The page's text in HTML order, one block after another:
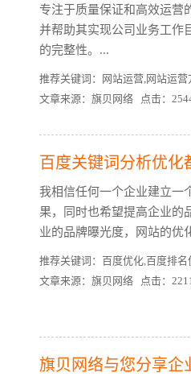
专注于质量保证和高效运营
并帮助其实现公司业务工作
的完整性。...
推荐关键词：网站运营,网站运
文章来源：旗贝网络 点击：
百度关键词分析优化
我相信任何一个企业建立一
果，同时也希望提高企业的
业的品牌曝光度，网站的优
推荐关键词：百度优化,百度排
文章来源：旗贝网络 点击：
旗贝网络与您分享企